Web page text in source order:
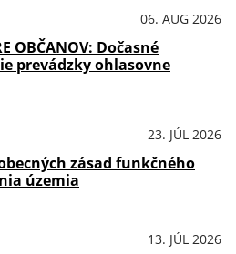
06. AUG 2026
OBČANOV: Dočasné
prevádzky ohlasovne
23. JÚL 2026
zásad funkčného
územia
13. JÚL 2026